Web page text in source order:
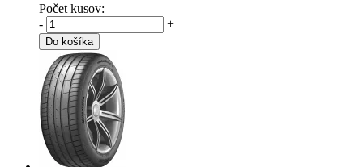
Počet kusov:
-
+
Do košíka